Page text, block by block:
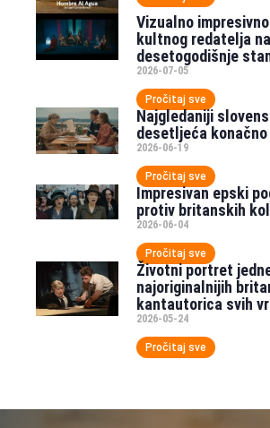
Vizualno
kultnog redatelja
desetogodišnje
2026-07-05
Pročitaj sve
Najgledaniji
desetljeća
2026-06-19
Pročitaj sve
Impresivan epski
protiv britanskih
2026-06-04
Pročitaj sve
Životni portret
najoriginalnijih
kantautorica svih
2026-05-24
Pročitaj sve